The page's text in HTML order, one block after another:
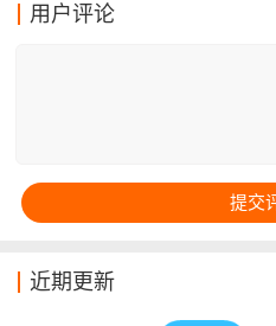
用户评论
近期更新